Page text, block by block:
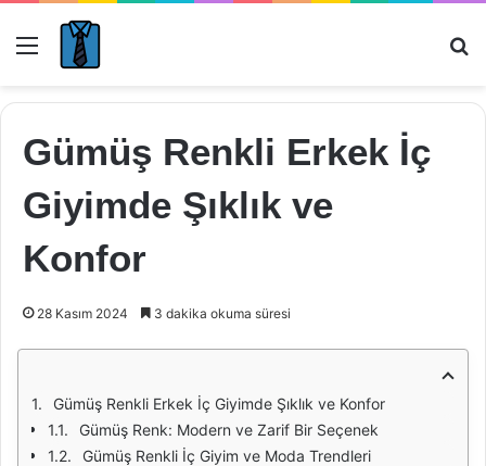
Menü
Gümüş Renkli Erkek İç
Giyimde Şıklık ve
Konfor
28 Kasım 2024 3 dakika okuma süresi
Gümüş Renkli Erkek İç Giyimde Şıklık ve Konfor
Gümüş Renk: Modern ve Zarif Bir Seçenek
Gümüş Renkli İç Giyim ve Moda Trendleri